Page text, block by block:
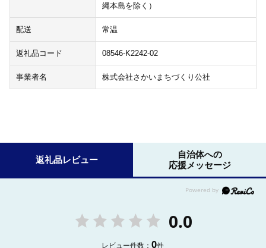
縄本島を除く）
配送 常温
返礼品コード 08546-K2242-02
事業者名 株式会社さかいまちづくり公社
返礼品レビュー
自治体への
応援メッセージ
0.0
レビュー件数：0件